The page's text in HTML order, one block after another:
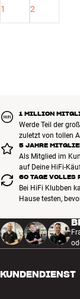
1 2
1 MILLION
Werde Teil der
zuletzt von tollen
5 JAHRE
Als Mitglied im
auf Deine HiFi-
60 TAGE VOLLES
Bei HiFi Klubben
Hause testen,
KUNDENDIENST